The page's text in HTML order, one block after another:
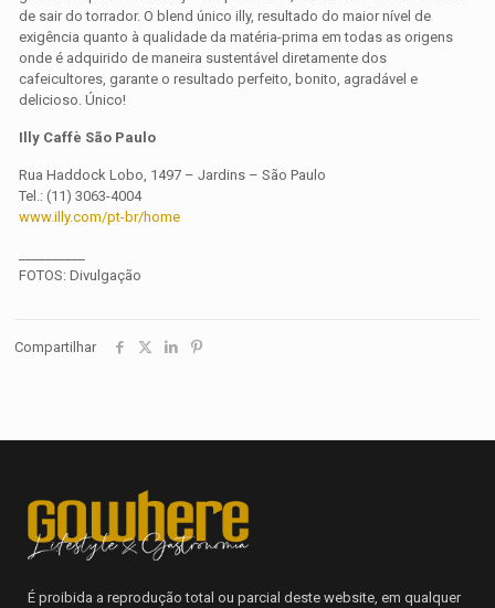
de sair do torrador. O blend único illy, resultado do maior nível de
exigência quanto à qualidade da matéria-prima em todas as origens
onde é adquirido de maneira sustentável diretamente dos
cafeicultores, garante o resultado perfeito, bonito, agradável e
delicioso. Único!
Illy Caffè São Paulo
Rua Haddock Lobo, 1497 – Jardins – São Paulo
Tel.: (11) 3063-4004
www.illy.com/pt-br/home
FOTOS: Divulgação
Compartilhar
É proibida a reprodução total ou parcial deste website, em qualquer